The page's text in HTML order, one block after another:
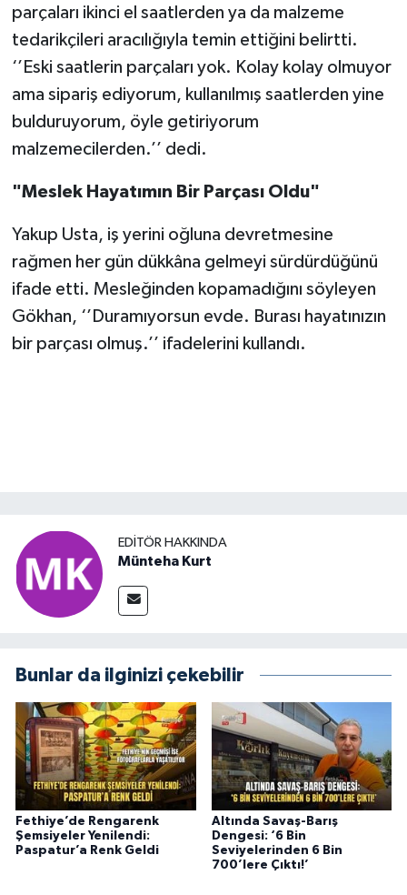
parçaları ikinci el saatlerden ya da malzeme
tedarikçileri aracılığıyla temin ettiğini belirtti.
‘’Eski saatlerin parçaları yok. Kolay kolay olmuyor
ama sipariş ediyorum, kullanılmış saatlerden yine
bulduruyorum, öyle getiriyorum
malzemecilerden.’’ dedi.
"Meslek Hayatımın Bir Parçası Oldu"
Yakup Usta, iş yerini oğluna devretmesine
rağmen her gün dükkâna gelmeyi sürdürdüğünü
ifade etti. Mesleğinden kopamadığını söyleyen
Gökhan, ‘’Duramıyorsun evde. Burası hayatınızın
bir parçası olmuş.’’ ifadelerini kullandı.
EDITÖR HAKKINDA
Münteha Kurt
Bunlar da ilginizi çekebilir
Fethiye’de Rengarenk
Şemsiyeler Yenilendi:
Paspatur’a Renk Geldi
Altında Savaş-Barış
Dengesi: ‘6 Bin
Seviyelerinden 6 Bin
700’lere Çıktı!’